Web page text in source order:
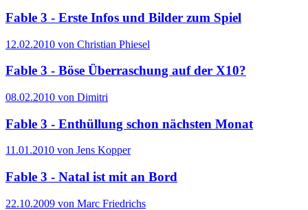
Fable 3 - Erste Infos und Bilder zum Spiel
12.02.2010 von Christian Phiesel
Fable 3 - Böse Überraschung auf der X10?
08.02.2010 von Dimitri
Fable 3 - Enthüllung schon nächsten Monat
11.01.2010 von Jens Kopper
Fable 3 - Natal ist mit an Bord
22.10.2009 von Marc Friedrichs